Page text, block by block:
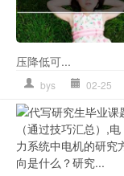
压降低可...
bys 02-25